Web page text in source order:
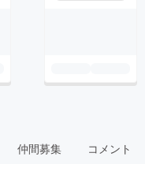
仲間募集 コメント